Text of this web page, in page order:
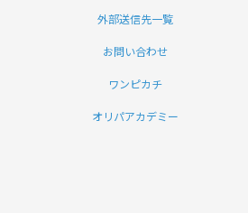
外部送信先一覧
お問い合わせ
ワンピカチ
オリパアカデミー